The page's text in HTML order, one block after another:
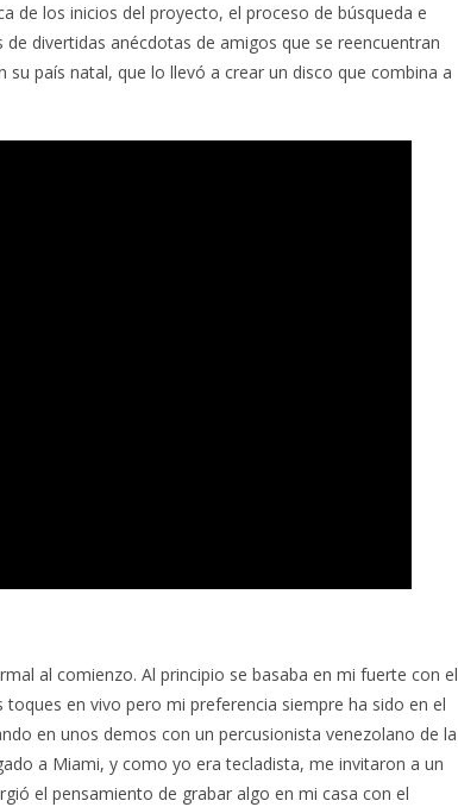
de los inicios del proyecto, el proceso de búsqueda e
divertidas anécdotas de amigos que se reencuentran
país natal, que lo llevó a crear un disco que combina a
al comienzo. Al principio se basaba en mi fuerte con el
en vivo pero mi preferencia siempre ha sido en el
en unos demos con un percusionista venezolano de la
a Miami, y como yo era tecladista, me invitaron a un
el pensamiento de grabar algo en mi casa con el